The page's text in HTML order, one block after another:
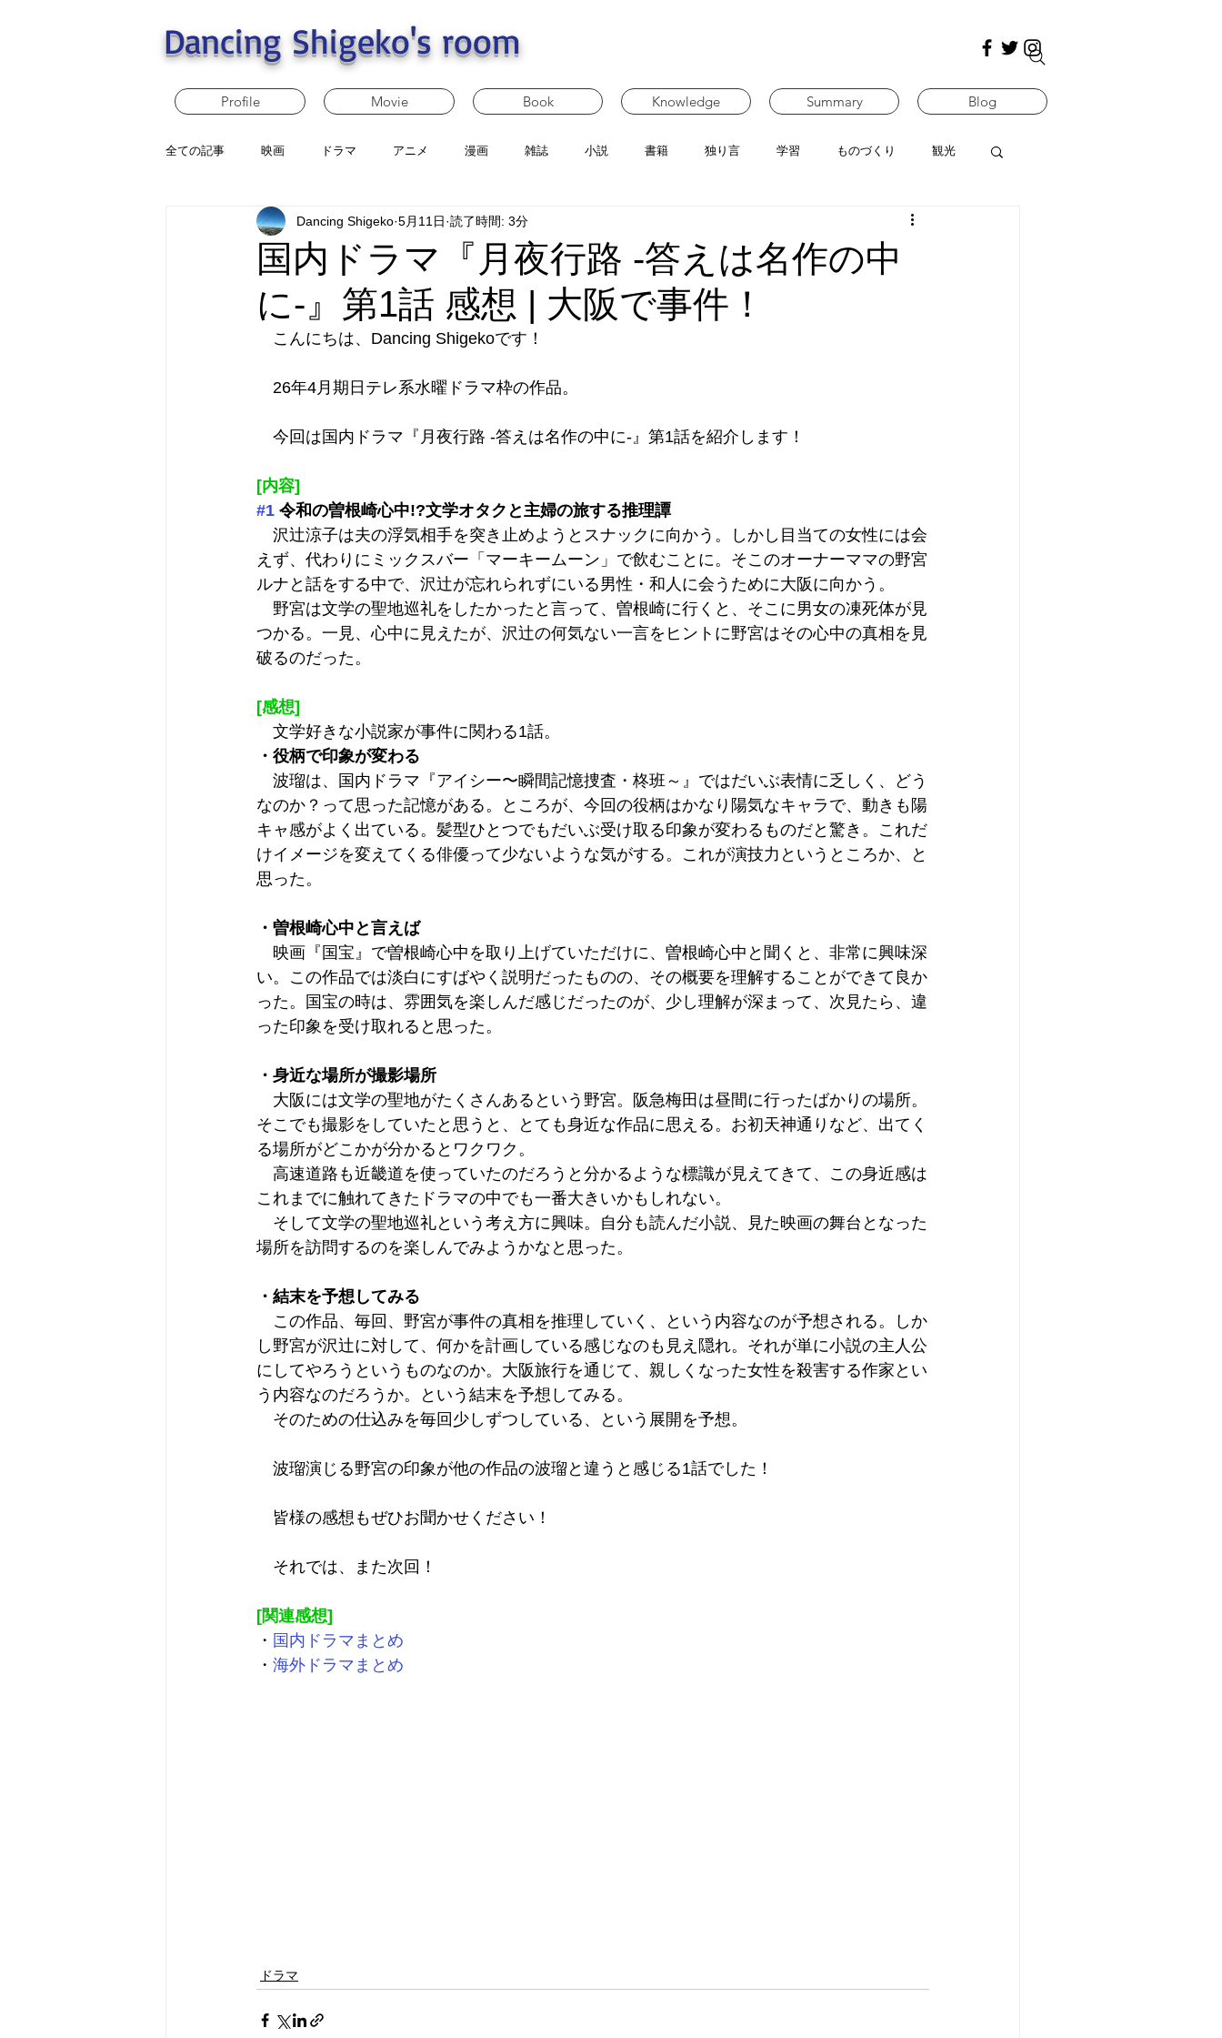
Dancing Shigeko's room
Profile Movie Book Knowledge Summary Blog
全ての記事 映画 ドラマ アニメ 漫画 雑誌 小説 書籍 独り言 学習 ものづくり 観光
国内ドラマ『月夜行路 -答えは名作の中
に-』第1話 感想 | 大阪で事件！
Dancing Shigeko 5月11日 読了時間: 3分
こんにちは、Dancing Shigekoです！
26年4月期日テレ系水曜ドラマ枠の作品。
今回は国内ドラマ『月夜行路 -答えは名作の中に-』第1話を紹介します！
[内容]
#1 令和の曽根崎心中!?文学オタクと主婦の旅する推理譚
沢辻涼子は夫の浮気相手を突き止めようとスナックに向かう。しかし目当ての女性には会
えず、代わりにミックスバー「マーキームーン」で飲むことに。そこのオーナーママの野宮
ルナと話をする中で、沢辻が忘れられずにいる男性・和人に会うために大阪に向かう。
野宮は文学の聖地巡礼をしたかったと言って、曽根崎に行くと、そこに男女の凍死体が見
つかる。一見、心中に見えたが、沢辻の何気ない一言をヒントに野宮はその心中の真相を見
破るのだった。
[感想]
文学好きな小説家が事件に関わる1話。
・役柄で印象が変わる
波瑠は、国内ドラマ『アイシー〜瞬間記憶捜査・柊班～』ではだいぶ表情に乏しく、どう
なのか？って思った記憶がある。ところが、今回の役柄はかなり陽気なキャラで、動きも陽
キャ感がよく出ている。髪型ひとつでもだいぶ受け取る印象が変わるものだと驚き。これだ
けイメージを変えてくる俳優って少ないような気がする。これが演技力というところか、と
思った。
・曽根崎心中と言えば
映画『国宝』で曽根崎心中を取り上げていただけに、曽根崎心中と聞くと、非常に興味深
い。この作品では淡白にすばやく説明だったものの、その概要を理解することができて良か
った。国宝の時は、雰囲気を楽しんだ感じだったのが、少し理解が深まって、次見たら、違
った印象を受け取れると思った。
・身近な場所が撮影場所
大阪には文学の聖地がたくさんあるという野宮。阪急梅田は昼間に行ったばかりの場所。
そこでも撮影をしていたと思うと、とても身近な作品に思える。お初天神通りなど、出てく
る場所がどこかが分かるとワクワク。
高速道路も近畿道を使っていたのだろうと分かるような標識が見えてきて、この身近感は
これまでに触れてきたドラマの中でも一番大きいかもしれない。
そして文学の聖地巡礼という考え方に興味。自分も読んだ小説、見た映画の舞台となった
場所を訪問するのを楽しんでみようかなと思った。
・結末を予想してみる
この作品、毎回、野宮が事件の真相を推理していく、という内容なのが予想される。しか
し野宮が沢辻に対して、何かを計画している感じなのも見え隠れ。それが単に小説の主人公
にしてやろうというものなのか。大阪旅行を通じて、親しくなった女性を殺害する作家とい
う内容なのだろうか。という結末を予想してみる。
そのための仕込みを毎回少しずつしている、という展開を予想。
波瑠演じる野宮の印象が他の作品の波瑠と違うと感じる1話でした！
皆様の感想もぜひお聞かせください！
それでは、また次回！
[関連感想]
・ 国内ドラマまとめ
・ 海外ドラマまとめ
ドラマ